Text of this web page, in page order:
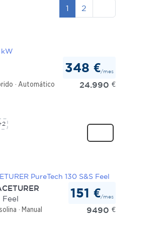
1 2
Automático
348 €/mes
24.990 €
Feel
Manual
151 €/mes
9490 €